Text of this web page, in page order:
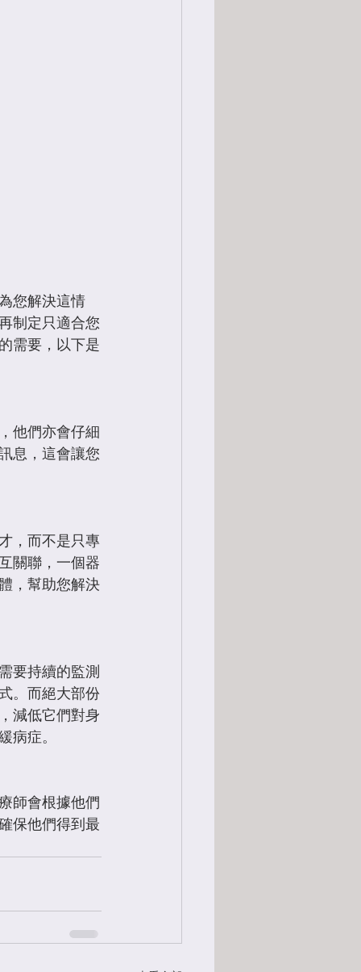
您解決這情
制定只適合您
需要，以下是
他們亦會仔細
息，這會讓您
，而不是只專
關聯，一個器
，幫助您解決
要持續的監測
。而絕大部份
減低它們對身
病症。
師會根據他們
保他們得到最